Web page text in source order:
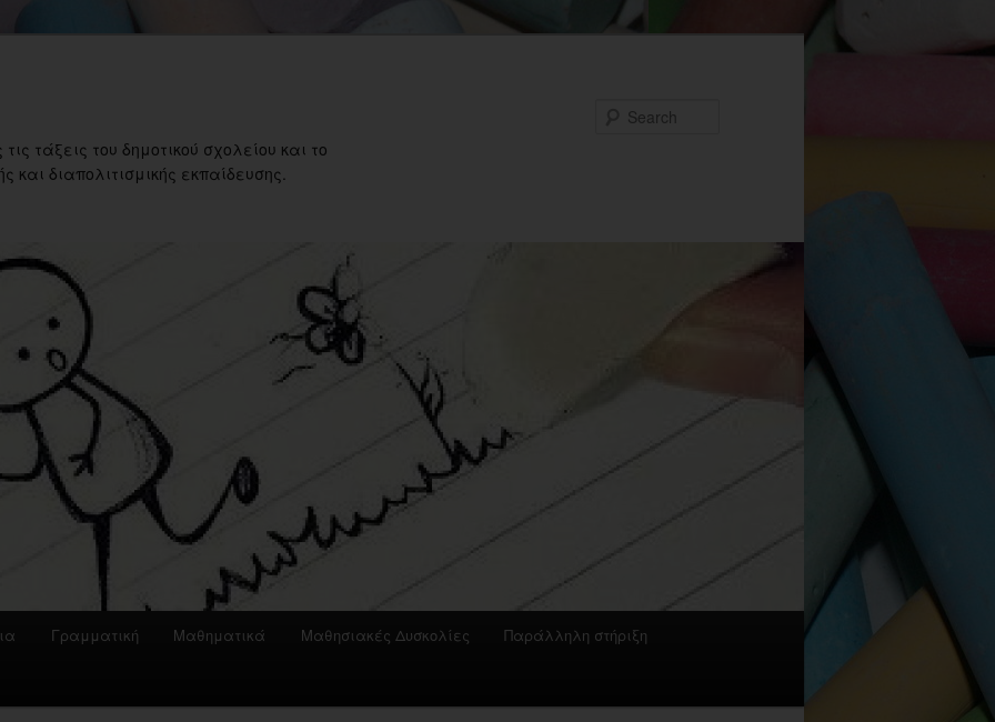
τάξεις του δημοτικού σχολείου και το
διαπολιτισμικής εκπαίδευσης.
Γραμματική Μαθηματικά Μαθησιακές Δυσκολίες Παράλληλη στήριξη